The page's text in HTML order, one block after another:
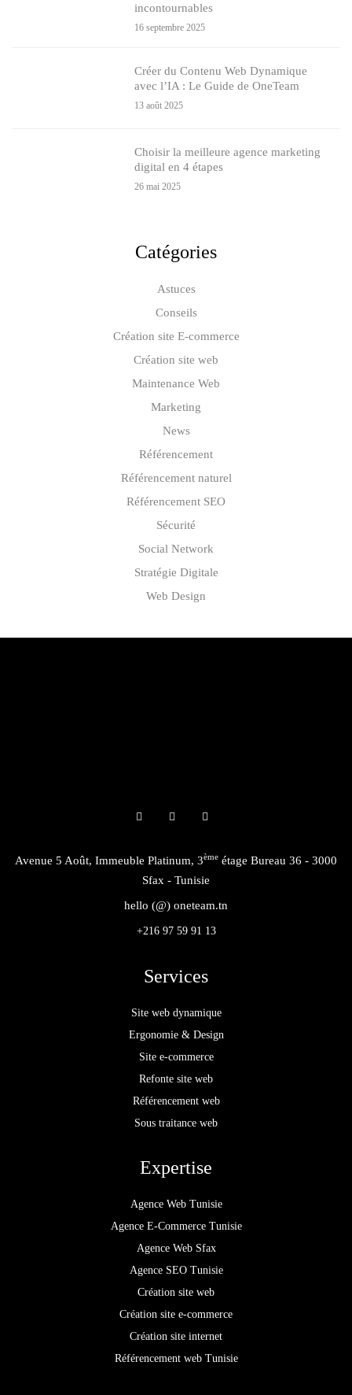
incontournables
16 septembre 2025
Créer du Contenu Web Dynamique
avec l’IA : Le Guide de OneTeam
13 août 2025
Choisir la meilleure agence marketing
digital en 4 étapes
26 mai 2025
Catégories
Astuces
Conseils
Création site E-commerce
Création site web
Maintenance Web
Marketing
News
Référencement
Référencement naturel
Référencement SEO
Sécurité
Social Network
Stratégie Digitale
Web Design
Avenue 5 Août, Immeuble Platinum, 3ème étage Bureau 36 - 3000
Sfax - Tunisie
hello (@) oneteam.tn
+216 97 59 91 13
Services
Site web dynamique
Ergonomie & Design
Site e-commerce
Refonte site web
Référencement web
Sous traitance web
Expertise
Agence Web Tunisie
Agence E-Commerce Tunisie
Agence Web Sfax
Agence SEO Tunisie
Création site web
Création site e-commerce
Création site internet
Référencement web Tunisie